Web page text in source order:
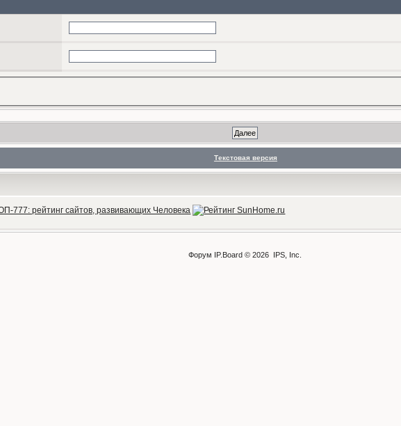
Текстовая версия
Форум IP.Board © 2026 IPS, Inc